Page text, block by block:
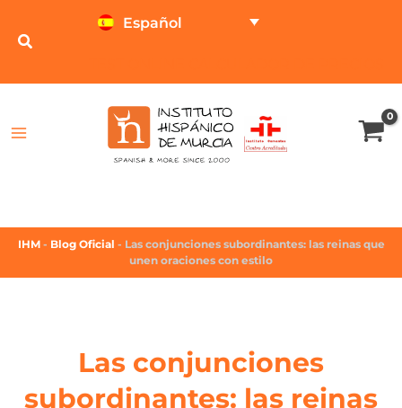
Español
IHM - Blog Oficial - Las conjunciones subordinantes: las reinas que
unen oraciones con estilo
Las conjunciones
subordinantes: las reinas